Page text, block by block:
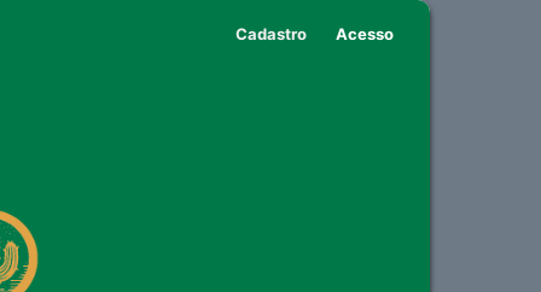
Cadastro Acesso